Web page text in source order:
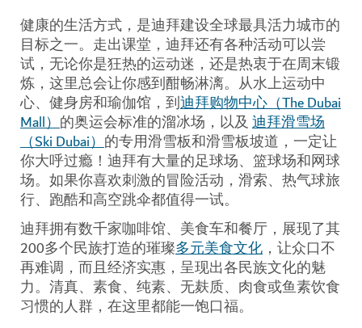
健康的生活方式，是迪拜建设全球最具活力城市的
目标之一。走出课堂，迪拜还有各种活动可以尝
试，无论你是狂热的运动迷，还是热衷于在周末锻
炼，这里总会让你感到酣畅淋漓。从水上运动中
心、健身房和瑜伽馆，到迪拜购物中心（The Dubai
Mall）的奥运会标准的溜冰场，以及迪拜滑雪场
（Ski Dubai）的专用滑雪板和滑雪板坡道，一定让
你大呼过瘾！迪拜有大量的足球场、篮球场和网球
场。如果你喜欢刺激的冒险活动，滑索、热气球旅
行、跑酷和高空跳伞都值得一试。
迪拜拥有数千家咖啡馆、美食车和餐厅，展现了其
200多个民族打造的璀璨多元美食文化 ，让众口不
再难调，而且经济实惠，呈现出各民族文化的魅
力。清真、素食、纯素、无麸质、肉食或鱼素饮食
习惯的人群，在这里都能一饱口福。